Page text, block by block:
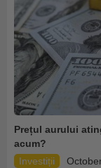
Prețul aurului
acum?
Investiții